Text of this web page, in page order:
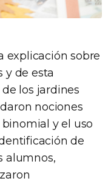
explicación sobre
y de esta
los jardines
nociones
y el uso
de
alumnos,